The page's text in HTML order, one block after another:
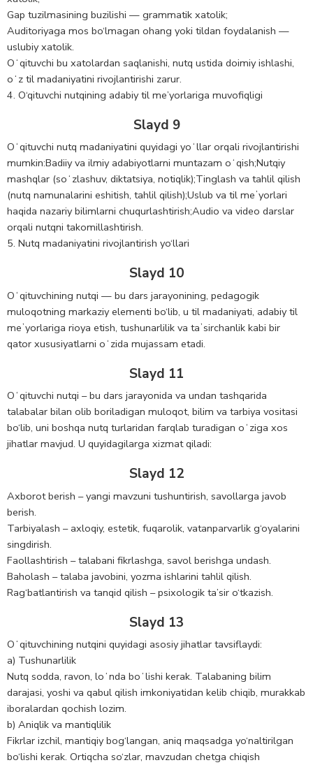
Gap tuzilmasining buzilishi — grammatik xatolik;
Auditoriyaga mos bo‘lmagan ohang yoki tildan foydalanish —
uslubiy xatolik.
Oʻqituvchi bu xatolardan saqlanishi, nutq ustida doimiy ishlashi,
oʻz til madaniyatini rivojlantirishi zarur.
4. O‘qituvchi nutqining adabiy til me’yorlariga muvofiqligi
Slayd 9
Oʻqituvchi nutq madaniyatini quyidagi yoʻllar orqali rivojlantirishi
mumkin:Badiiy va ilmiy adabiyotlarni muntazam oʻqish;Nutqiy
mashqlar (soʻzlashuv, diktatsiya, notiqlik);Tinglash va tahlil qilish
(nutq namunalarini eshitish, tahlil qilish);Uslub va til meʼyorlari
haqida nazariy bilimlarni chuqurlashtirish;Audio va video darslar
orqali nutqni takomillashtirish.
5. Nutq madaniyatini rivojlantirish yo‘llari
Slayd 10
Oʻqituvchining nutqi — bu dars jarayonining, pedagogik
muloqotning markaziy elementi bo‘lib, u til madaniyati, adabiy til
meʼyorlariga rioya etish, tushunarlilik va taʼsirchanlik kabi bir
qator xususiyatlarni oʻzida mujassam etadi.
Slayd 11
Oʻqituvchi nutqi – bu dars jarayonida va undan tashqarida
talabalar bilan olib boriladigan muloqot, bilim va tarbiya vositasi
bo‘lib, uni boshqa nutq turlaridan farqlab turadigan oʻziga xos
jihatlar mavjud. U quyidagilarga xizmat qiladi:
Slayd 12
Axborot berish – yangi mavzuni tushuntirish, savollarga javob
berish.
Tarbiyalash – axloqiy, estetik, fuqarolik, vatanparvarlik g‘oyalarini
singdirish.
Faollashtirish – talabani fikrlashga, savol berishga undash.
Baholash – talaba javobini, yozma ishlarini tahlil qilish.
Rag‘batlantirish va tanqid qilish – psixologik ta’sir o‘tkazish.
Slayd 13
Oʻqituvchining nutqini quyidagi asosiy jihatlar tavsiflaydi:
a) Tushunarlilik
Nutq sodda, ravon, loʻnda boʻlishi kerak. Talabaning bilim
darajasi, yoshi va qabul qilish imkoniyatidan kelib chiqib, murakkab
iboralardan qochish lozim.
b) Aniqlik va mantiqlilik
Fikrlar izchil, mantiqiy bog‘langan, aniq maqsadga yo‘naltirilgan
bo‘lishi kerak. Ortiqcha so‘zlar, mavzudan chetga chiqish